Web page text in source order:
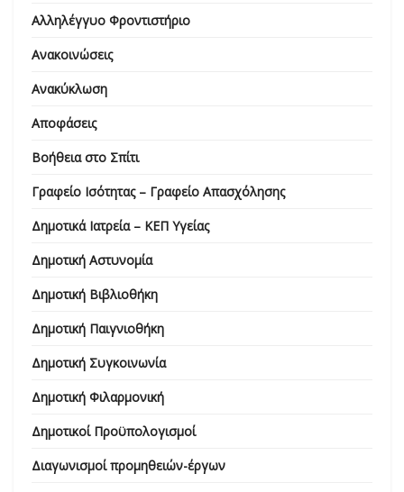
Αλληλέγγυο Φροντιστήριο
Ανακοινώσεις
Ανακύκλωση
Αποφάσεις
Βοήθεια στο Σπίτι
Γραφείο Ισότητας – Γραφείο Απασχόλησης
Δημοτικά Ιατρεία – ΚΕΠ Υγείας
Δημοτική Αστυνομία
Δημοτική Βιβλιοθήκη
Δημοτική Παιγνιοθήκη
Δημοτική Συγκοινωνία
Δημοτική Φιλαρμονική
Δημοτικοί Προϋπολογισμοί
Διαγωνισμοί προμηθειών-έργων